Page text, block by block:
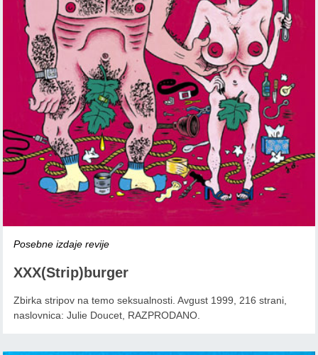
Posebne izdaje revije
XXX(Strip)burger
Zbirka stripov na temo seksualnosti. Avgust 1999, 216 strani,
naslovnica: Julie Doucet, RAZPRODANO.